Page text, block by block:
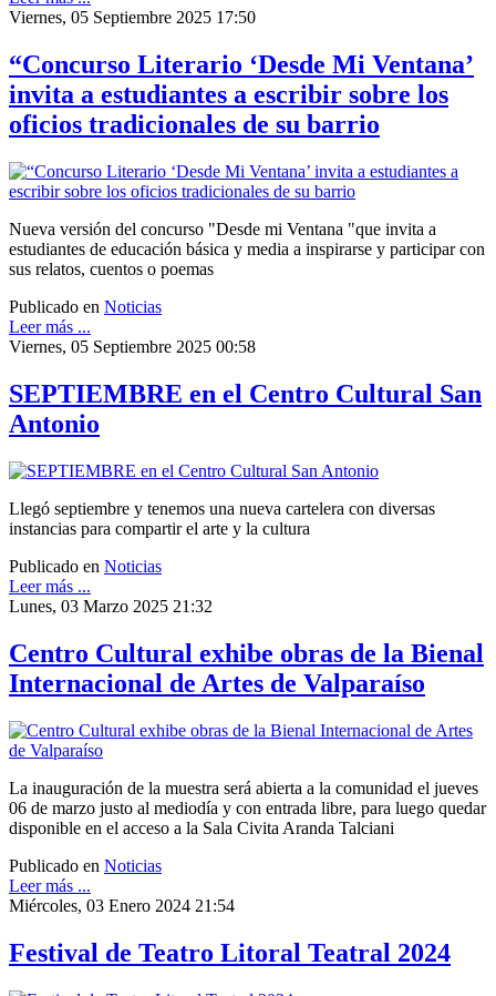
Viernes, 05 Septiembre 2025 17:50
“Concurso Literario ‘Desde Mi Ventana’
invita a estudiantes a escribir sobre los
oficios tradicionales de su barrio
Nueva versión del concurso "Desde mi Ventana "que invita a
estudiantes de educación básica y media a inspirarse y participar con
sus relatos, cuentos o poemas
Publicado en Noticias
Leer más ...
Viernes, 05 Septiembre 2025 00:58
SEPTIEMBRE en el Centro Cultural San
Antonio
Llegó septiembre y tenemos una nueva cartelera con diversas
instancias para compartir el arte y la cultura
Publicado en Noticias
Leer más ...
Lunes, 03 Marzo 2025 21:32
Centro Cultural exhibe obras de la Bienal
Internacional de Artes de Valparaíso
La inauguración de la muestra será abierta a la comunidad el jueves
06 de marzo justo al mediodía y con entrada libre, para luego quedar
disponible en el acceso a la Sala Civita Aranda Talciani
Publicado en Noticias
Leer más ...
Miércoles, 03 Enero 2024 21:54
Festival de Teatro Litoral Teatral 2024